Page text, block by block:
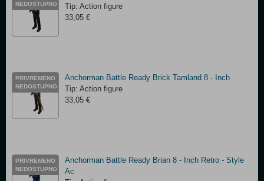
NEDOSTUPNO
Tip: Action figure
33,05 €
PRIVREMENO
NEDOSTUPNO
Anchorman Battle Ready Brick Tamland 8 - Inch
Tip: Action figure
33,05 €
PRIVREMENO
NEDOSTUPNO
Anchorman Battle Ready Brian 8 - Inch Retro - Style
Ac